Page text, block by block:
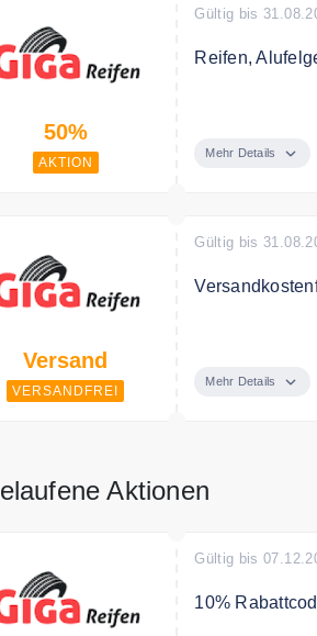
50%
AKTION
Gültig bis
Reifen,
Mehr Details
Versand
VERSANDFREI
Gültig bis
Mehr Details
Aktionen
Gültig bis
10%